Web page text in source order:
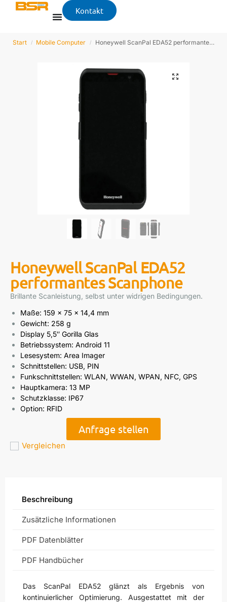
Kontakt
Start / Mobile Computer / Honeywell ScanPal EDA52 performantes Scanphone
Honeywell ScanPal EDA52
performantes Scanphone
Brillante Scanleistung, selbst unter widrigen Bedingungen.
Maße: 159 x 75 x 14,4 mm
Gewicht: 258 g
Display 5,5″ Gorilla Glas
Betriebssystem: Android 11
Lesesystem: Area Imager
Schnittstellen: USB, PIN
Funkschnittstellen: WLAN, WWAN, WPAN, NFC, GPS
Hauptkamera: 13 MP
Schutzklasse: IP67
Option: RFID
Anfrage stellen
Vergleichen
Beschreibung
Zusätzliche Informationen
PDF Datenblätter
PDF Handbücher
Das ScanPal EDA52 glänzt als Ergebnis von
kontinuierlicher Optimierung. Ausgestattet mit der